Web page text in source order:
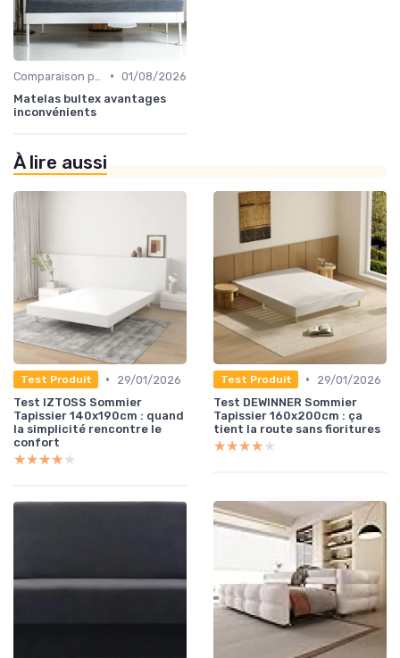
• 01/08/2026
Matelas bultex avantages
inconvénients
À lire aussi
Test Produit •
29/01/2026
Test IZTOSS Sommier
Tapissier 140x190cm : quand
la simplicité rencontre le
confort
★★★★★
★★★★★
Test Produit •
29/01/2026
Test DEWINNER Sommier
Tapissier 160x200cm : ça
tient la route sans fioritures
★★★★★
★★★★★